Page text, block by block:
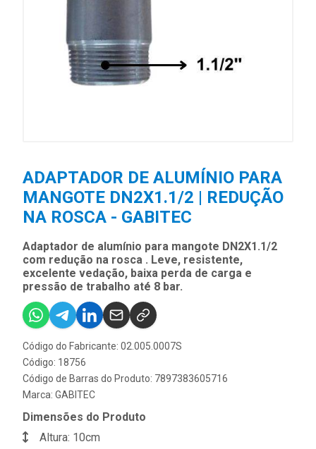
ADAPTADOR DE ALUMÍNIO PARA
MANGOTE DN2X1.1/2 | REDUÇÃO
NA ROSCA - GABITEC
Adaptador de alumínio para mangote DN2X1.1/2
com redução na rosca . Leve, resistente,
excelente vedação, baixa perda de carga e
pressão de trabalho até 8 bar.
Código do Fabricante: 02.005.0007S
Código: 18756
Código de Barras do Produto: 7897383605716
Marca: GABITEC
Dimensões do Produto
Altura: 10cm